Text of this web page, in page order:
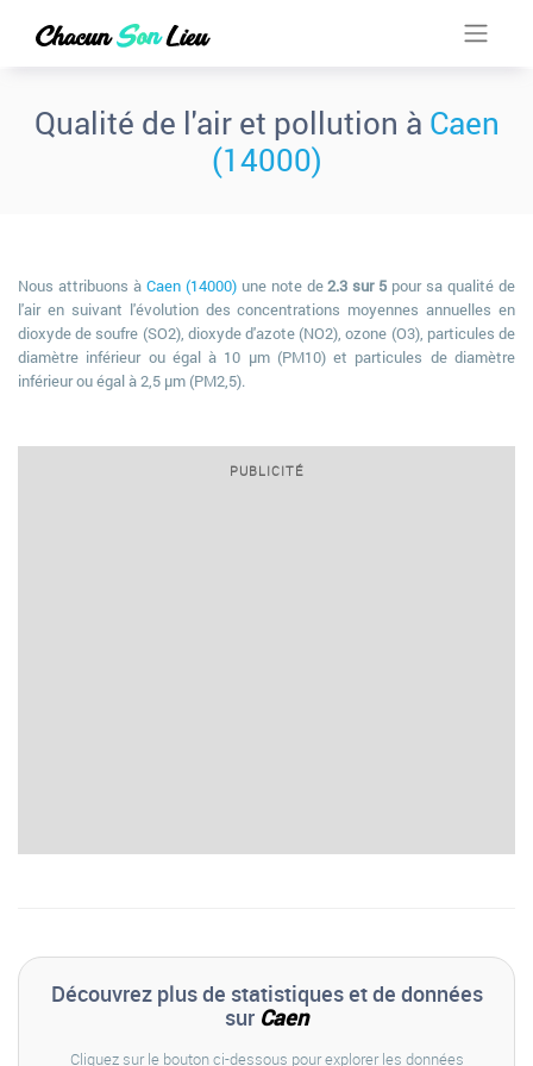
Qualité de l'air et pollution à Caen
(14000)
Nous attribuons à Caen (14000)une note de2.3 sur 5 pour sa qualité de
l'air en suivant l'évolution des concentrations moyennes annuelles en
dioxyde de soufre (SO2), dioxyde d'azote (NO2), ozone (O3), particules de
diamètre inférieur ou égal à 10 µm (PM10) et particules de diamètre
inférieur ou égal à 2,5 µm (PM2,5).
PUBLICITÉ
Découvrez plus de statistiques et de données
sur Caen
Cliquez sur le bouton ci-dessous pour explorer les données